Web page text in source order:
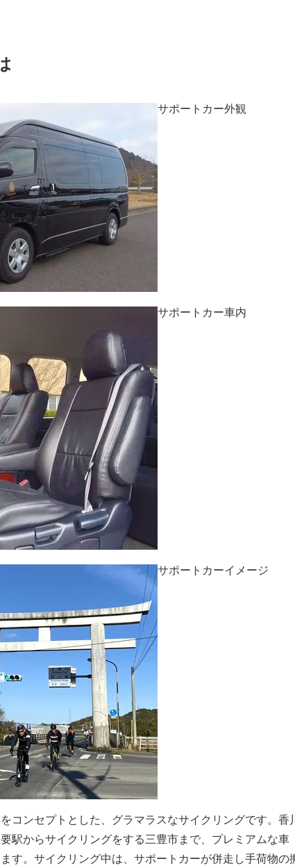
サポートカー外観
サポートカー車内
サポートカーイメージ
コンセプトとした、グラマラスなサイクリングです。香川
駅からサイクリングをする三豊市まで、プレミアムな車
す。サイクリング中は、サポートカーが併走し手荷物の